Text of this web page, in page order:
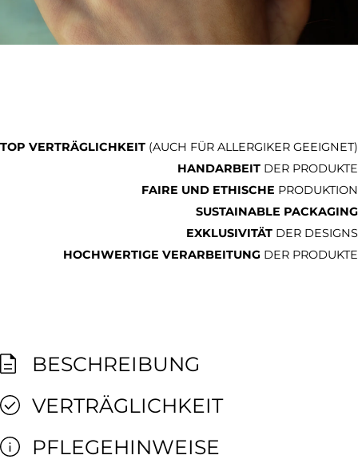
TOP VERTRÄGLICHKEIT (AUCH FÜR ALLERGIKER GEEIGNET)
HANDARBEIT DER PRODUKTE
FAIRE UND ETHISCHE PRODUKTION
SUSTAINABLE PACKAGING
EXKLUSIVITÄT DER DESIGNS
HOCHWERTIGE VERARBEITUNG DER PRODUKTE
BESCHREIBUNG
VERTRÄGLICHKEIT
PFLEGEHINWEISE